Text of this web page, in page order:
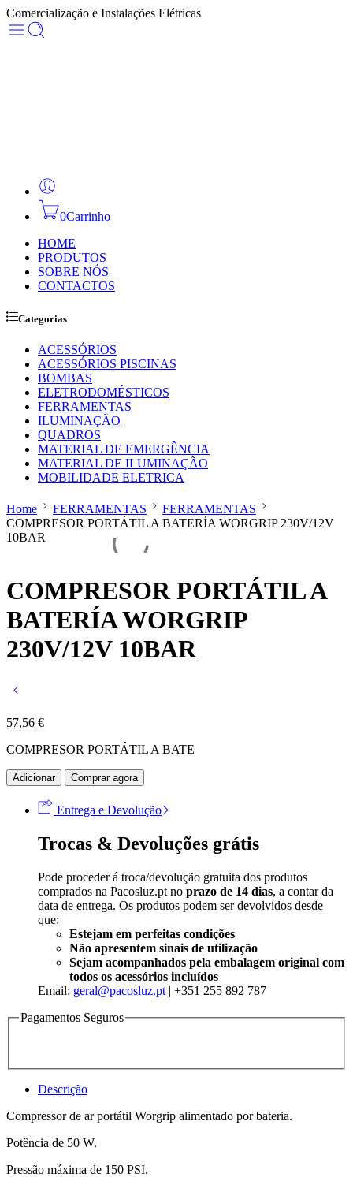
Comercialização e Instalações Elétricas
0Carrinho
HOME
PRODUTOS
SOBRE NÓS
CONTACTOS
Categorias
ACESSÓRIOS
ACESSÓRIOS PISCINAS
BOMBAS
ELETRODOMÉSTICOS
FERRAMENTAS
ILUMINAÇÃO
QUADROS
MATERIAL DE EMERGÊNCIA
MATERIAL DE ILUMINAÇÃO
MOBILIDADE ELETRICA
Home FERRAMENTAS
FERRAMENTAS
COMPRESOR PORTÁTIL A BATERÍA WORGRIP 230V/12V
10BAR
COMPRESOR PORTÁTIL A
BATERÍA WORGRIP
230V/12V 10BAR
57,56 €
COMPRESOR PORTÁTIL A BATE
Adicionar Comprar agora
Entrega e Devolução
Trocas & Devoluções grátis
Pode proceder á troca/devolução gratuita dos produtos
comprados na Pacosluz.pt no prazo de 14 dias, a contar da
data de entrega. Os produtos podem ser devolvidos desde
que:
Estejam em perfeitas condições
Não apresentem sinais de utilização
Sejam acompanhados pela embalagem original com
todos os acessórios incluídos
Email: geral@pacosluz.pt | +351 255 892 787
Pagamentos Seguros
Descrição
Compressor de ar portátil Worgrip alimentado por bateria.
Potência de 50 W.
Pressão máxima de 150 PSI.